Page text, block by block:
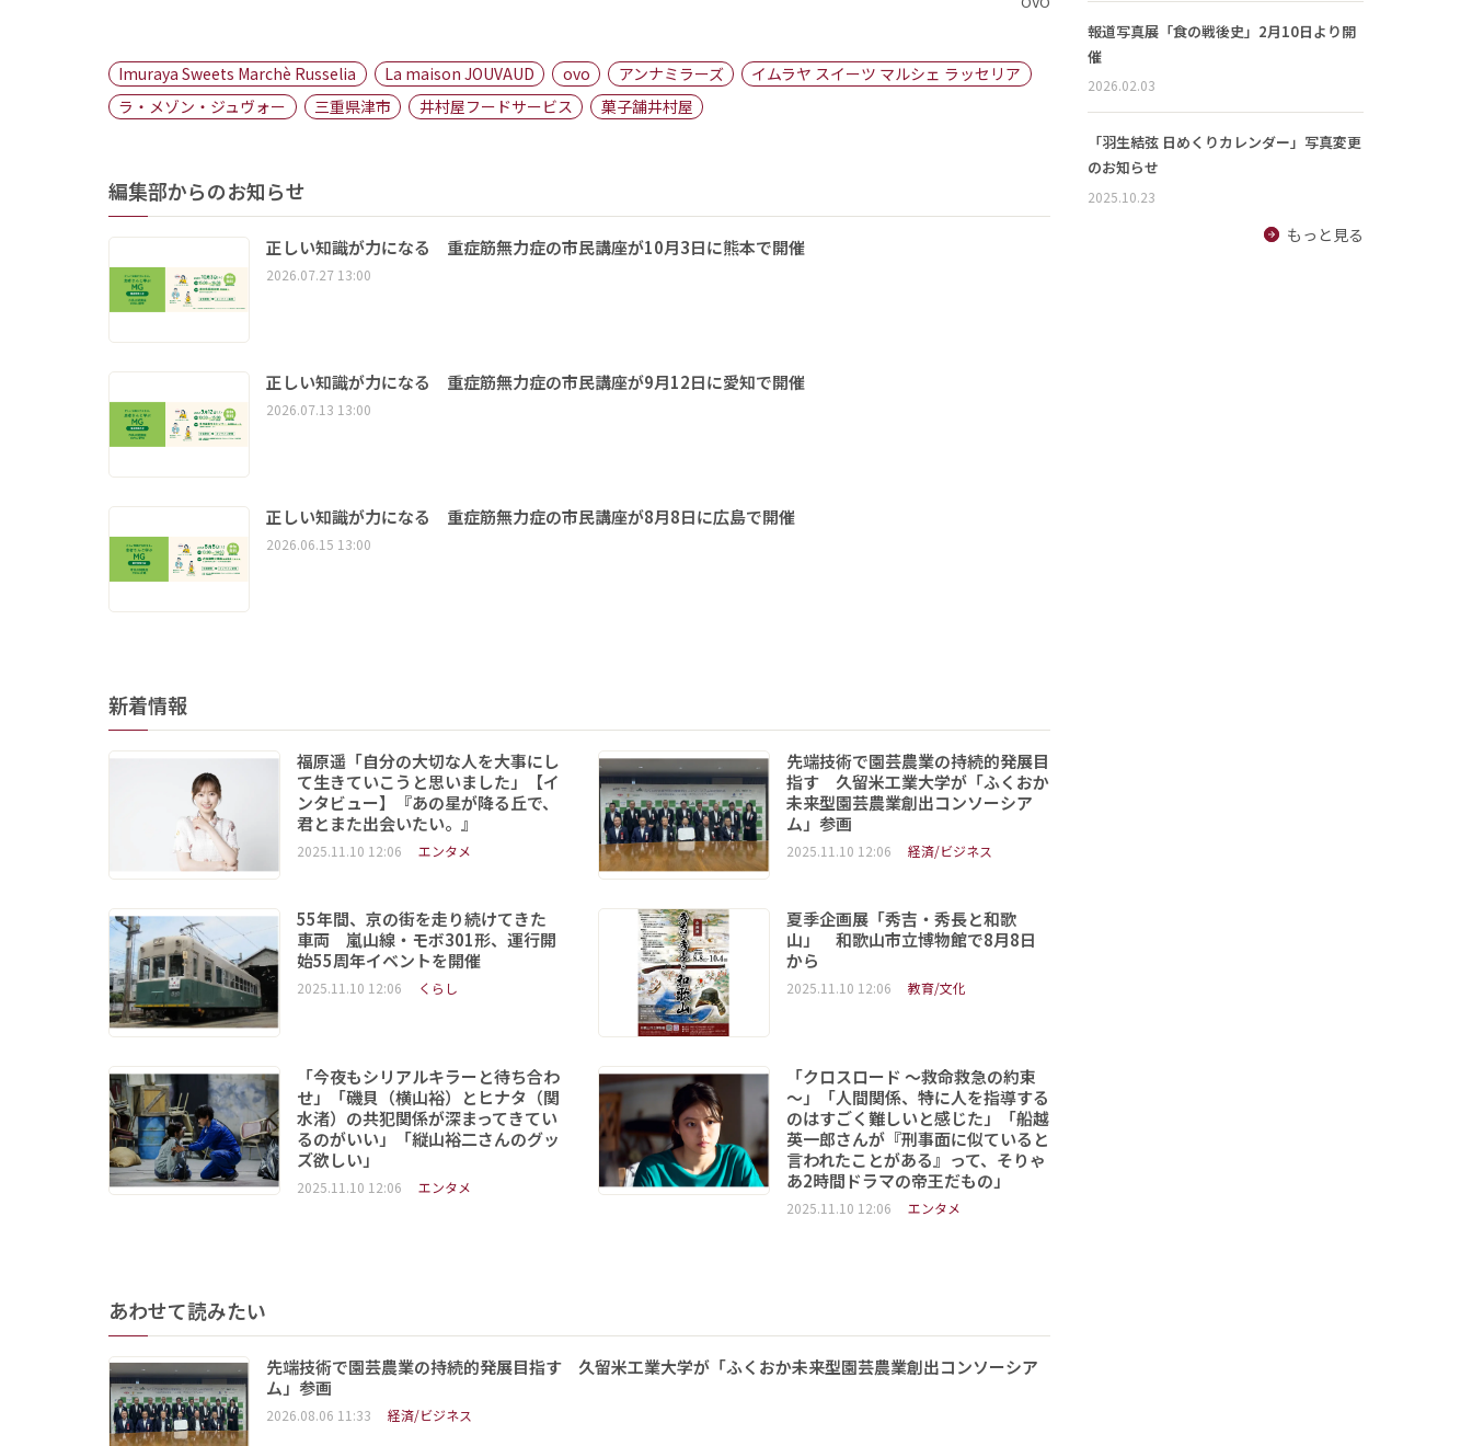
Imuraya Sweets Marchè Russelia La maison JOUVAUD ovo アンナミラーズ
イムラヤ スイーツ マルシェ ラッセリア
ラ・メゾン・ジュヴォー
三重県津市 井村屋フードサービス 菓子舗井村屋
編集部からのお知らせ
正しい知識が力になる 重症筋無力症の市民講座が10月3日に熊本で開催
2026.07.27 13:00
正しい知識が力になる 重症筋無力症の市民講座が9月12日に愛知で開催
2026.07.13 13:00
正しい知識が力になる 重症筋無力症の市民講座が8月8日に広島で開催
2026.06.15 13:00
新着情報
福原遥「自分の大切な人を大事にし
て生きていこうと思いました」【イ
ンタビュー】『あの星が降る丘で、
君とまた出会いたい。』
2025.11.10 12:06 エンタメ
先端技術で園芸農業の持続的発展目
指す 久留米工業大学が「ふくおか
未来型園芸農業創出コンソーシア
ム」参画
2025.11.10 12:06 経済/ビジネス
55年間、京の街を走り続けてきた
車両 嵐山線・モボ301形、運行開
始55周年イベントを開催
2025.11.10 12:06 くらし
夏季企画展「秀吉・秀長と和歌
山」 和歌山市立博物館で8月8日
から
2025.11.10 12:06 教育/文化
「今夜もシリアルキラーと待ち合わ
せ」「磯貝（横山裕）とヒナタ（関
水渚）の共犯関係が深まってきてい
るのがいい」「縦山裕二さんのグッ
ズ欲しい」
2025.11.10 12:06 エンタメ
「クロスロード ～救命救急の約束
～」「人間関係、特に人を指導する
のはすごく難しいと感じた」「船越
英一郎さんが『刑事面に似ていると
言われたことがある』って、そりゃ
あ2時間ドラマの帝王だもの」
2025.11.10 12:06 エンタメ
あわせて読みたい
先端技術で園芸農業の持続的発展目指す 久留米工業大学が「ふくおか未来型園芸農業創出コンソーシア
ム」参画
2026.08.06 11:33 経済/ビジネス
報道写真展「食の戦後史」2月10日より開
催
2026.02.03
「羽生結弦 日めくりカレンダー」写真変更
のお知らせ
2025.10.23
もっと見る